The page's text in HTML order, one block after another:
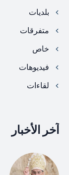
بلديات
متفرقات
خاص
فيديوهات
لقاءات
آخر الأخبار